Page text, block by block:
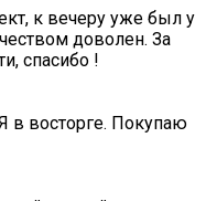
к вечеру уже был у
доволен. За
спасибо !
в восторге. Покупаю